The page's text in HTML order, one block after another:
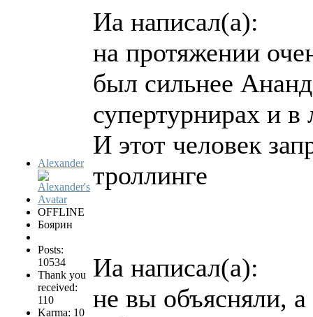
Alexander
OFFLINE
Боярин
Posts:
10534
Thank you
received:
110
Karma: 10
Иа написал(а):
на протяжении
был сильнее
супертурнирах и
И этот человек
троллинге
Иа написал(а):
не вы объясняли,